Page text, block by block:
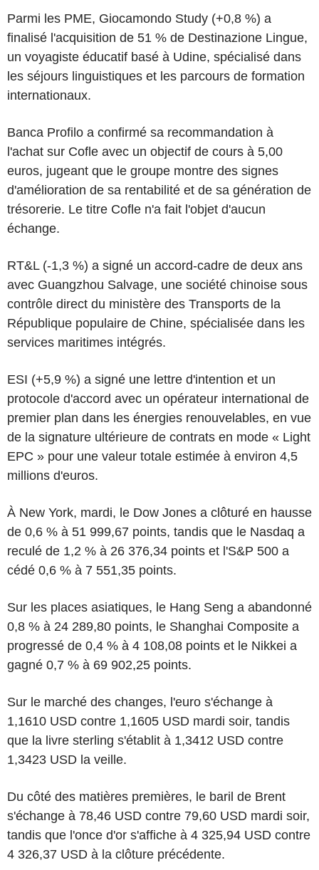
Parmi les PME, Giocamondo Study (+0,8 %) a
finalisé l'acquisition de 51 % de Destinazione Lingue,
un voyagiste éducatif basé à Udine, spécialisé dans
les séjours linguistiques et les parcours de formation
internationaux.
Banca Profilo a confirmé sa recommandation à
l'achat sur Cofle avec un objectif de cours à 5,00
euros, jugeant que le groupe montre des signes
d'amélioration de sa rentabilité et de sa génération de
trésorerie. Le titre Cofle n'a fait l'objet d'aucun
échange.
RT&L (-1,3 %) a signé un accord-cadre de deux ans
avec Guangzhou Salvage, une société chinoise sous
contrôle direct du ministère des Transports de la
République populaire de Chine, spécialisée dans les
services maritimes intégrés.
ESI (+5,9 %) a signé une lettre d'intention et un
protocole d'accord avec un opérateur international de
premier plan dans les énergies renouvelables, en vue
de la signature ultérieure de contrats en mode « Light
EPC » pour une valeur totale estimée à environ 4,5
millions d'euros.
À New York, mardi, le Dow Jones a clôturé en hausse
de 0,6 % à 51 999,67 points, tandis que le Nasdaq a
reculé de 1,2 % à 26 376,34 points et l'S&P 500 a
cédé 0,6 % à 7 551,35 points.
Sur les places asiatiques, le Hang Seng a abandonné
0,8 % à 24 289,80 points, le Shanghai Composite a
progressé de 0,4 % à 4 108,08 points et le Nikkei a
gagné 0,7 % à 69 902,25 points.
Sur le marché des changes, l'euro s'échange à
1,1610 USD contre 1,1605 USD mardi soir, tandis
que la livre sterling s'établit à 1,3412 USD contre
1,3423 USD la veille.
Du côté des matières premières, le baril de Brent
s'échange à 78,46 USD contre 79,60 USD mardi soir,
tandis que l'once d'or s'affiche à 4 325,94 USD contre
4 326,37 USD à la clôture précédente.